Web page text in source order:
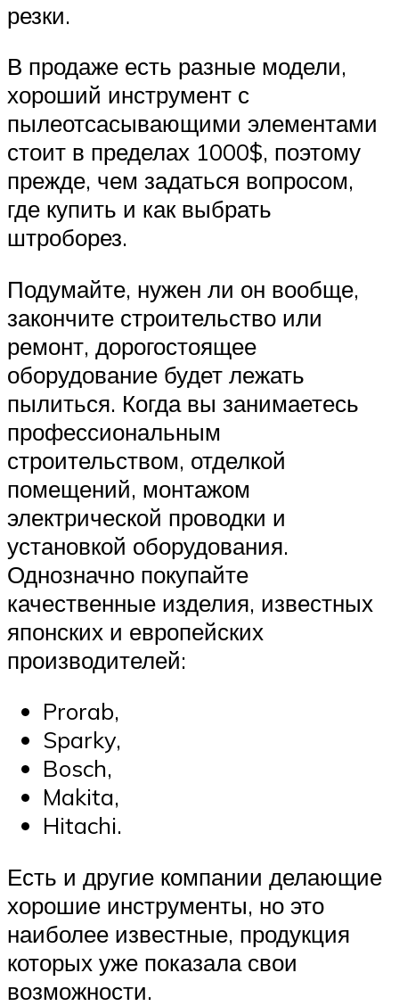
резки.
В продаже есть разные модели,
хороший инструмент с
пылеотсасывающими элементами
стоит в пределах 1000$, поэтому
прежде, чем задаться вопросом,
где купить и как выбрать
штроборез.
Подумайте, нужен ли он вообще,
закончите строительство или
ремонт, дорогостоящее
оборудование будет лежать
пылиться. Когда вы занимаетесь
профессиональным
строительством, отделкой
помещений, монтажом
электрической проводки и
установкой оборудования.
Однозначно покупайте
качественные изделия, известных
японских и европейских
производителей:
Prorab,
Sparky,
Bosch,
Makita,
Hitachi.
Есть и другие компании делающие
хорошие инструменты, но это
наиболее известные, продукция
которых уже показала свои
возможности.